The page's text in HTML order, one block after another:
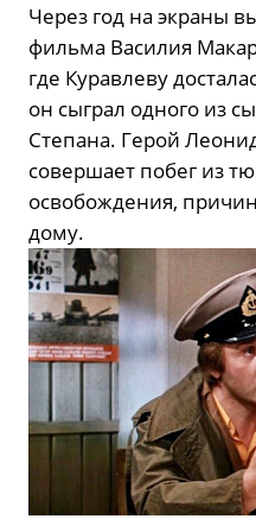
Через год на экраны
фильма Василия
где Куравлеву
он сыграл одного из
Степана. Герой
совершает побег из
освобождения,
дому.